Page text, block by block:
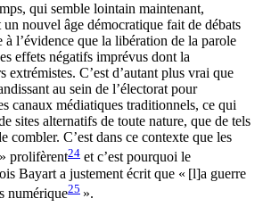
qui semble lointain maintenant,
un nouvel âge démocratique fait de débats
à l’évidence que la libération de la parole
effets négatifs imprévus dont la
extrémistes. C’est d’autant plus vrai que
au sein de l’électorat pour
canaux médiatiques traditionnels, ce qui
sites alternatifs de toute nature, que de tels
combler. C’est dans ce contexte que les
prolifèrent24 et c’est pourquoi le
Bayart a justement écrit que « [l]a guerre
numérique25 ».